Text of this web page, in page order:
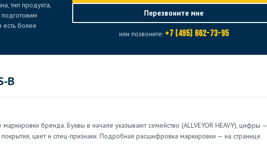
тип продукта,
более
Перезвоните мне
или позвоните: +7 (495) 662-73-95
B
бренда. Буквы в начале указывают семейство (ALLVEYOR HEAVY), цифры —
цвет и спец-признаки. Подробная расшифровка маркировки — на странице